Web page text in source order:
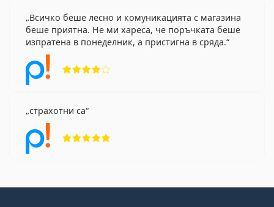
Всичко беше лесно и комуникацията с магазина
беше приятна. Не ми хареса, че поръчката беше
изпратена в понеделник, а пристигна в сряда.
страхотни са